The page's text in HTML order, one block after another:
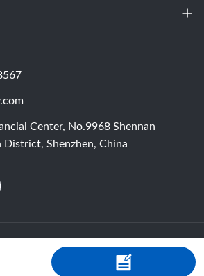
energia
de servidores
Center, No.9968 Shennan
District, Shenzhen, China
de Baterias de Íon-Lítio | Fábrica e empresa de
Powered by Shopastro
política de Privacidade